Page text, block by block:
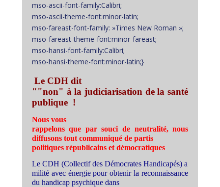
mso-ascii-font-family:Calibri;
mso-ascii-theme-font:minor-latin;
mso-fareast-font-family: »Times New Roman »;
mso-fareast-theme-font:minor-fareast;
mso-hansi-font-family:Calibri;
mso-hansi-theme-font:minor-latin;}
Le CDH dit
""non" à la judiciarisation de la santé
publique !
Nous vous
rappelons que par souci de neutralité, nous
diffusons tout communiqué de partis
politiques républicains et démocratiques
Le CDH (Collectif des Démocrates Handicapés) a
milité avec énergie pour obtenir la reconnaissance
du handicap psychique dans